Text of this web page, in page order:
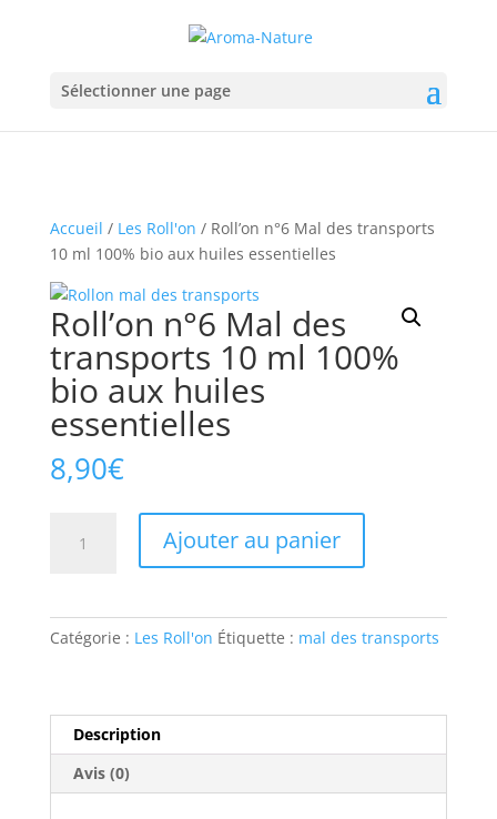
Sélectionner une page
Accueil / Les Roll'on / Roll’on n°6 Mal des transports
10 ml 100% bio aux huiles essentielles
Roll’on n°6 Mal des
transports 10 ml 100%
bio aux huiles
essentielles
8,90€
100%
Ajouter au panier
Catégorie : Les Roll'on Étiquette : mal des transports
Description
Avis (0)